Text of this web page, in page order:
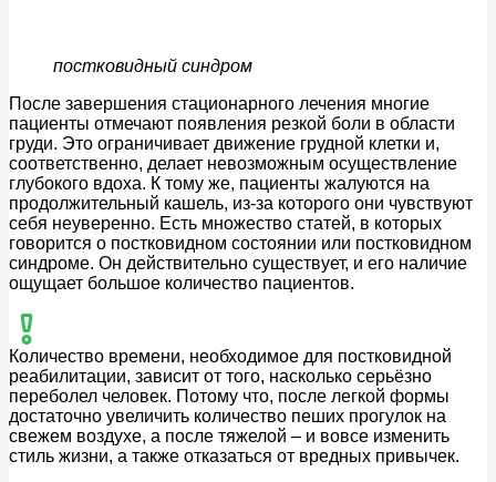
постковидный синдром
После завершения стационарного лечения многие
пациенты отмечают появления резкой боли в области
груди. Это ограничивает движение грудной клетки и,
соответственно, делает невозможным осуществление
глубокого вдоха. К тому же, пациенты жалуются на
продолжительный кашель, из-за которого они чувствуют
себя неуверенно. Есть множество статей, в которых
говорится о постковидном состоянии или постковидном
синдроме. Он действительно существует, и его наличие
ощущает большое количество пациентов.
Количество времени, необходимое для постковидной
реабилитации, зависит от того, насколько серьёзно
переболел человек. Потому что, после легкой формы
достаточно увеличить количество пеших прогулок на
свежем воздухе, а после тяжелой – и вовсе изменить
стиль жизни, а также отказаться от вредных привычек.